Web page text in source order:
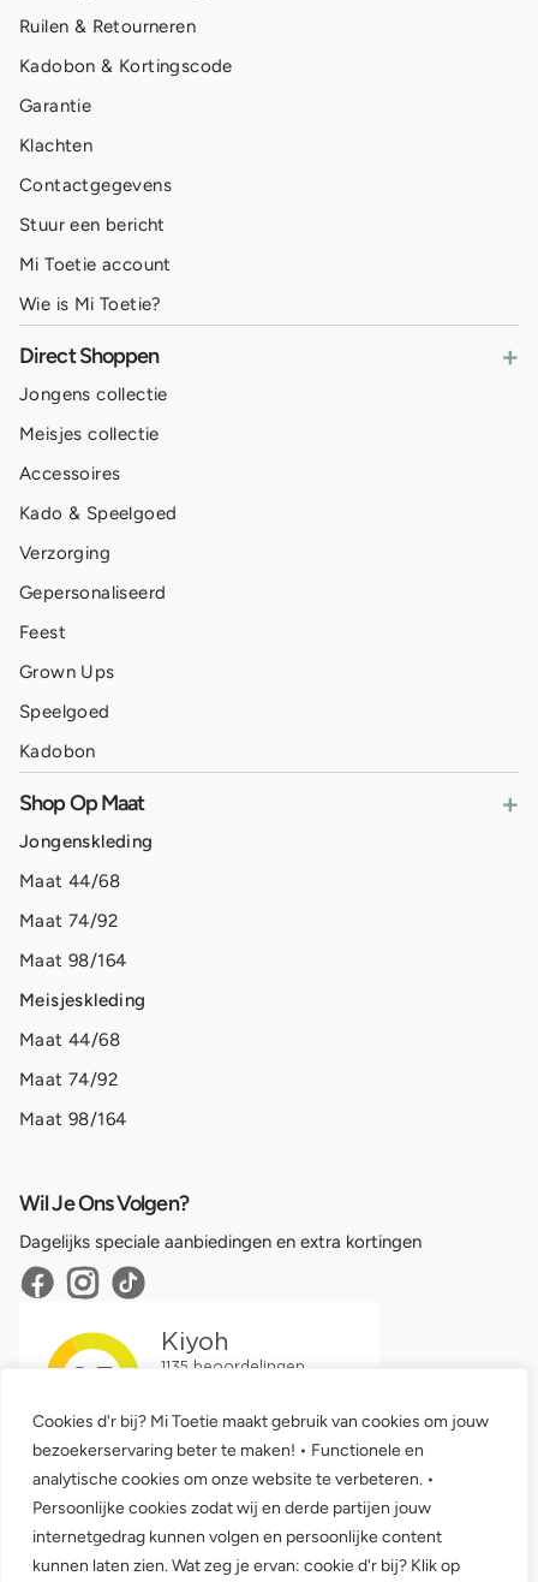
Cookies d'r bij? Mi Toetie maakt gebruik van cookies om jouw
bezoekerservaring beter te maken! • Functionele en
analytische cookies om onze website te verbeteren. •
Persoonlijke cookies zodat wij en derde partijen jouw
internetgedrag kunnen volgen en persoonlijke content
kunnen laten zien. Wat zeg je ervan: cookie d'r bij? Klik op
Ruilen & Retourneren
Kadobon & Kortingscode
Garantie
Klachten
Contactgegevens
Stuur een bericht
Mi Toetie account
Wie is Mi Toetie?
Direct Shoppen +
Jongens collectie
Meisjes collectie
Accessoires
Kado & Speelgoed
Verzorging
Gepersonaliseerd
Feest
Grown Ups
Speelgoed
Kadobon
Shop Op Maat +
Jongenskleding
Maat 44/68
Maat 74/92
Maat 98/164
Meisjeskleding
Maat 44/68
Maat 74/92
Maat 98/164
Wil Je Ons Volgen?
Dagelijks speciale aanbiedingen en extra kortingen